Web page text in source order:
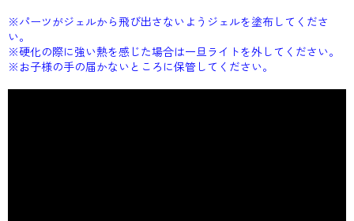
※パーツがジェルから飛び出さないようジェルを塗布してくださ
い。
※硬化の際に強い熱を感じた場合は一旦ライトを外してください。
※お子様の手の届かないところに保管してください。